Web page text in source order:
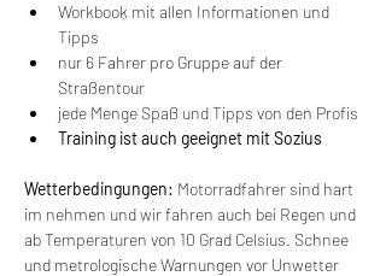
Workbook mit allen Informationen und
Tipps
nur 6 Fahrer pro Gruppe auf der
Straßentour
jede Menge Spaß und Tipps von den Profis
Training ist auch geeignet mit Sozius
Wetterbedingungen: Motorradfahrer sind hart
im nehmen und wir fahren auch bei Regen und
ab Temperaturen von 10 Grad Celsius. Schnee
und metrologische Warnungen vor Unwetter